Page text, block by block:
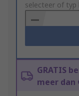
to
Basket
selecteer of typ
GRATIS
meer dan